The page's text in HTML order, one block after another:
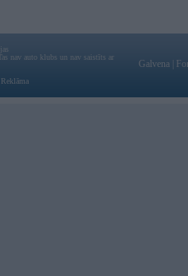
nav auto klubs un nav saistīts ar
Reklāma
Galvena